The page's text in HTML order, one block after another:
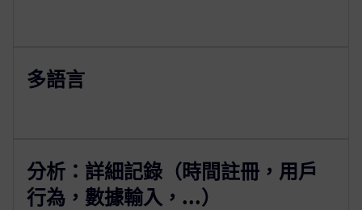
多語言
分析：詳細記錄（時間註冊，用戶
行為，數據輸入，...）